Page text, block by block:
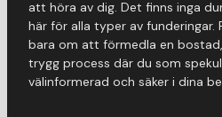
att höra av dig. Det finns inga
här för alla typer av funderingar.
bara om att förmedla en
trygg process där du som
välinformerad och säker i dina